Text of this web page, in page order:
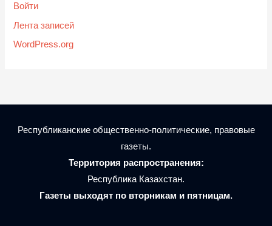
Войти
Лента записей
WordPress.org
Республиканские общественно-политические, правовые
газеты.
Территория распространения:
Республика Казахстан.
Газеты выходят по вторникам и пятницам.